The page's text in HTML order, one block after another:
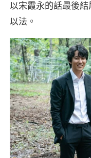
以宋霞永的話最後
以法。